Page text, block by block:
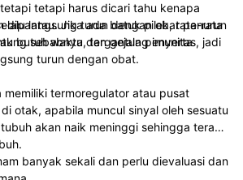
tetapi harus dicari tahu kenapa
dipantau. Jika ada batuk pilek, rata-rata
butuh waktu, tergantung imunitas, jadi
turun dengan obat.
langsung turun dengan obat penurun
sebabnya dan gejala penyerta
memiliki termoregulator atau pusat
otak, apabila muncul sinyal oleh sesuatu
akan naik meninggi sehingga teraba
banyak sekali dan perlu dievaluasi dan